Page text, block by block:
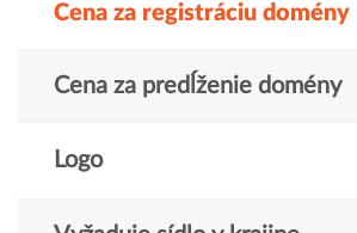
Cena za registráciu domény
Cena za predĺženie domény
Logo